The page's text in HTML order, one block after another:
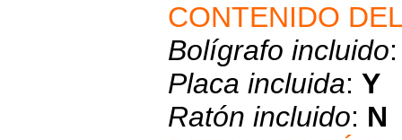
CONTENIDO
Bolígrafo incluido
Placa incluida: Y
Ratón incluido: N